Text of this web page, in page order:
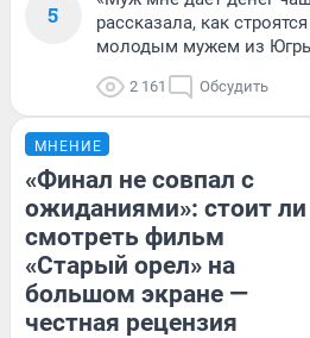
5
рассказала, как
молодым мужем из
2 161 Обсудить
МНЕНИЕ
«Финал не совпал с
ожиданиями»: стоит ли
смотреть фильм
«Старый орел» на
большом экране —
честная рецензия